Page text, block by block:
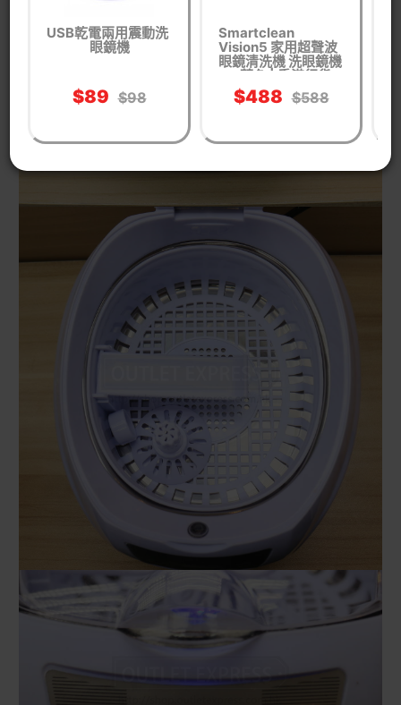
USB乾電兩用震動洗
眼鏡機
$89 $98
Smartclean
Vision5 家用超聲波
眼鏡清洗機 洗眼鏡機
- 藍色 | 香港行貨
$488 $588